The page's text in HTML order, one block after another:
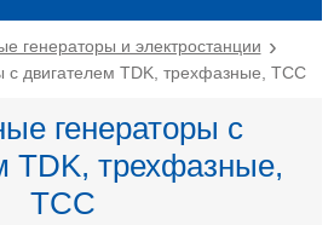
генераторы и электростанции
с двигателем TDK, трехфазные, ТСС
генераторы с
TDK, трехфазные,
ТСС